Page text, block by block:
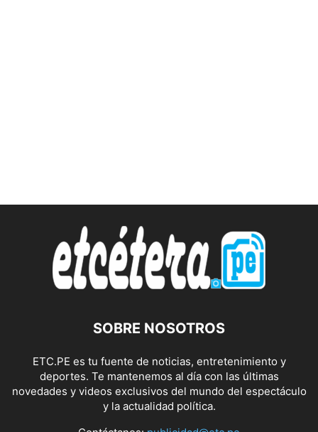
SOBRE NOSOTROS
ETC.PE es tu fuente de noticias, entretenimiento y
deportes. Te mantenemos al día con las últimas
novedades y videos exclusivos del mundo del espectáculo
y la actualidad política.